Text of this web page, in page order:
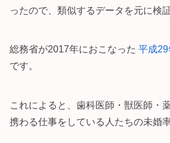
ったので、類似するデータを元に検
総務省が2017年におこなった 平成
です。
これによると、歯科医師・獣医師・
携わる仕事をしている人たちの未婚